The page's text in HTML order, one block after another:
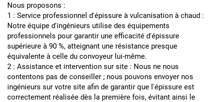
Nous proposons :
1 : Service professionnel d'épissure à vulcanisation à chaud :
Notre équipe d'ingénieurs utilise des équipements
professionnels pour garantir une efficacité d'épissure
supérieure à 90 %, atteignant une résistance presque
équivalente à celle du convoyeur lui-même.
2 : Assistance et intervention sur site : Nous ne nous
contentons pas de conseiller ; nous pouvons envoyer nos
ingénieurs sur votre site afin de garantir que l'épissure est
correctement réalisée dès la première fois, évitant ainsi le